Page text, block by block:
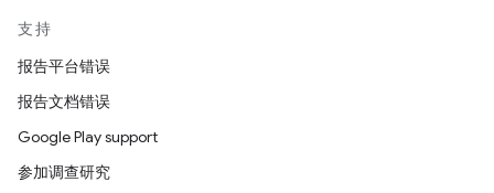
支持
报告平台错误
报告文档错误
Google Play support
参加调查研究